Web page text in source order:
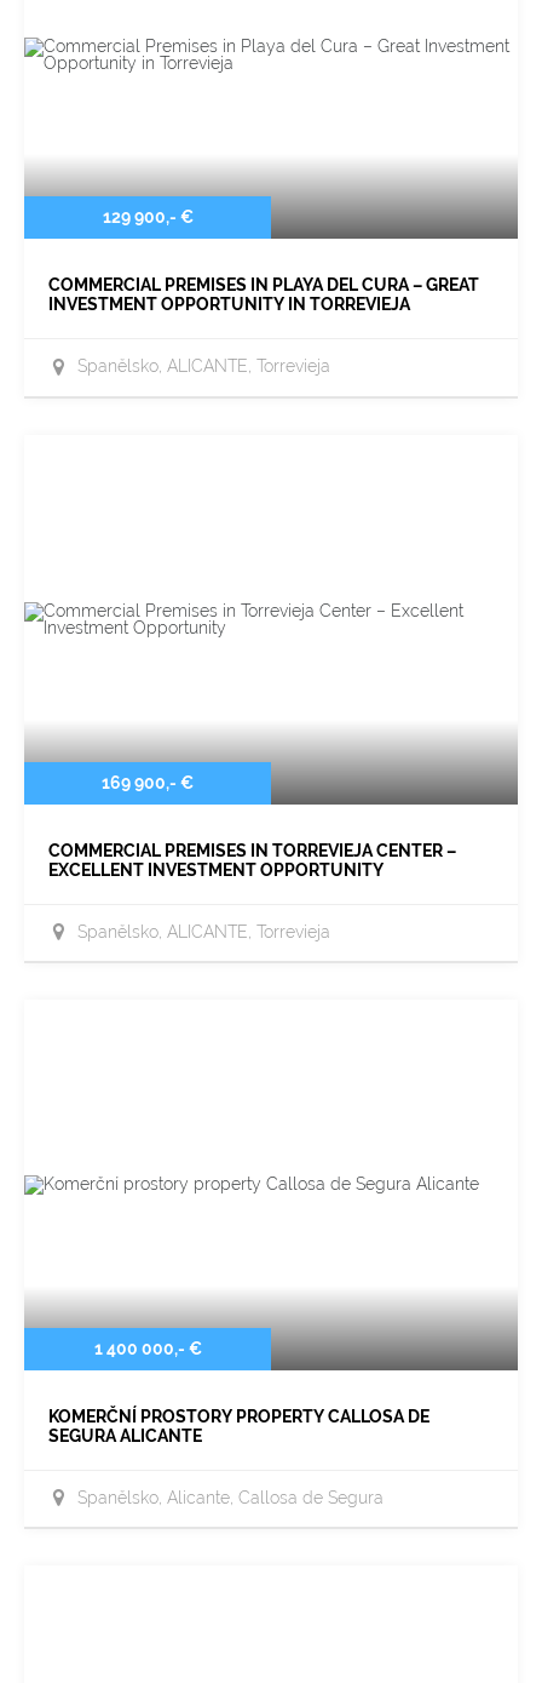
129 900,- €
COMMERCIAL PREMISES IN PLAYA DEL CURA – GREAT
INVESTMENT OPPORTUNITY IN TORREVIEJA
Španělsko, ALICANTE, Torrevieja
169 900,- €
COMMERCIAL PREMISES IN TORREVIEJA CENTER –
EXCELLENT INVESTMENT OPPORTUNITY
Španělsko, ALICANTE, Torrevieja
1 400 000,- €
KOMERČNÍ PROSTORY PROPERTY CALLOSA DE
SEGURA ALICANTE
Španělsko, Alicante, Callosa de Segura